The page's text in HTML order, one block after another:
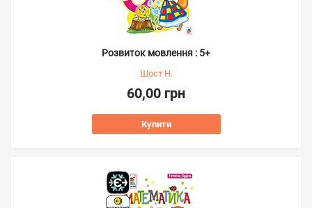
Розвиток мовлення : 5+
Шост Н.
60,00 грн
Купити